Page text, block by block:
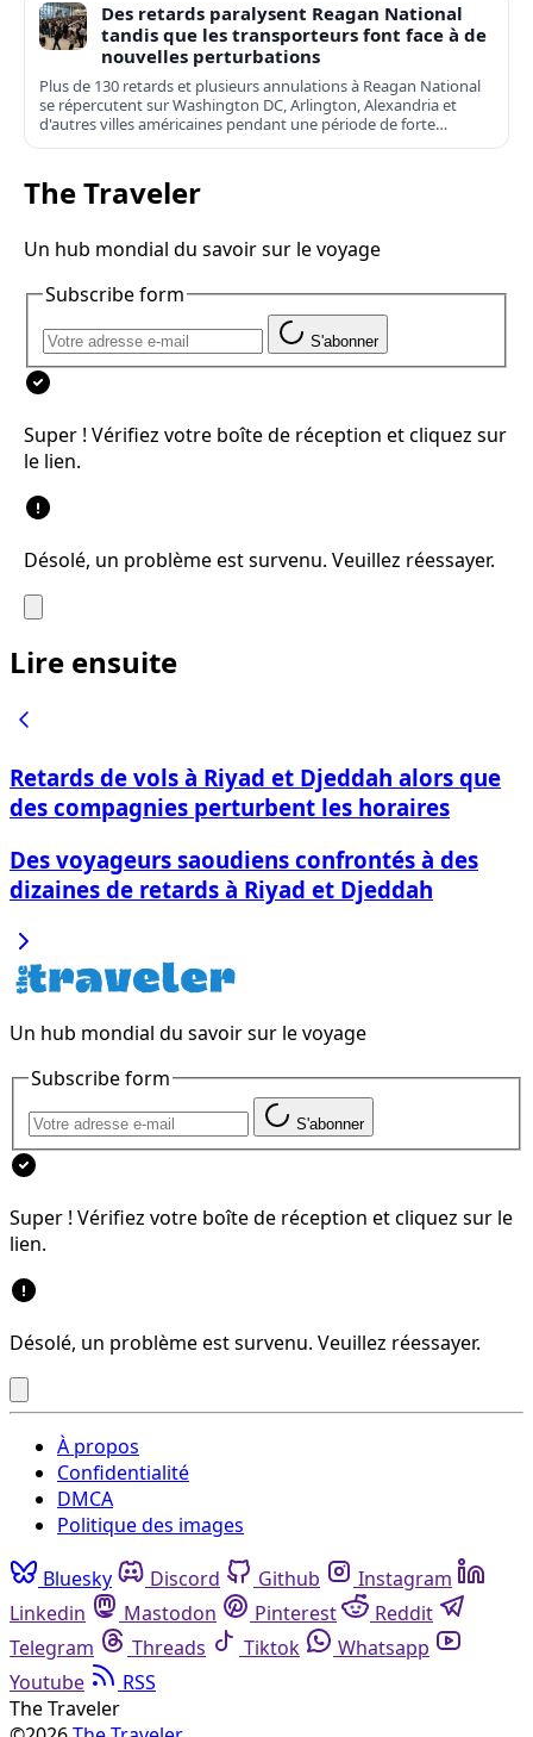
Des retards paralysent Reagan National
tandis que les transporteurs font face à de
nouvelles perturbations
Plus de 130 retards et plusieurs annulations à Reagan National
se répercutent sur Washington DC, Arlington, Alexandria et
d'autres villes américaines pendant une période de forte
affluence.
The Traveler
Un hub mondial du savoir sur le voyage
Subscribe form
S'abonner
Super ! Vérifiez votre boîte de réception et cliquez sur
le lien.
Désolé, un problème est survenu. Veuillez réessayer.
Lire ensuite
Retards de vols à Riyad et Djeddah alors que
des compagnies perturbent les horaires
Des voyageurs saoudiens confrontés à des
dizaines de retards à Riyad et Djeddah
Un hub mondial du savoir sur le voyage
Subscribe form
S'abonner
Super ! Vérifiez votre boîte de réception et cliquez sur le
lien.
Désolé, un problème est survenu. Veuillez réessayer.
À propos
Confidentialité
DMCA
Politique des images
Bluesky Discord Github
Instagram
Linkedin
Mastodon Pinterest
Reddit
Telegram
Threads Tiktok
Whatsapp
Youtube
RSS
The Traveler